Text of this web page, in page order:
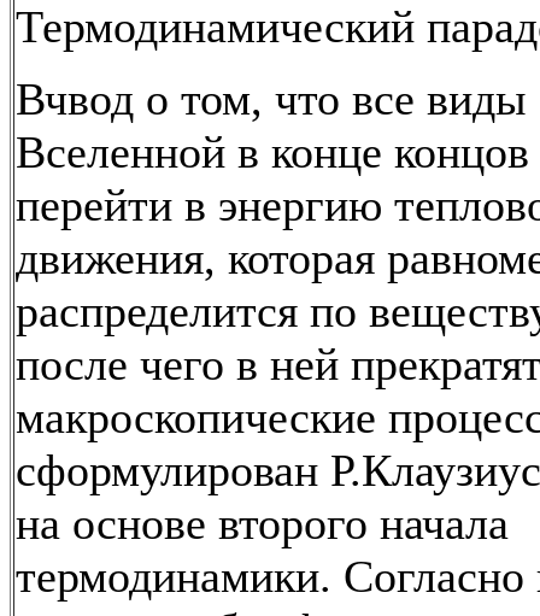
Термодинамический
Вчвод о том, что все виды
Вселенной в конце
перейти в энергию
движения, которая
распределится по
после чего в ней
макроскопические
сформулирован
на основе второго начала
термодинамики. Согласно